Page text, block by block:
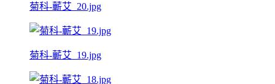
菊科-蘄艾_20.jpg
菊科-蘄艾_19.jpg